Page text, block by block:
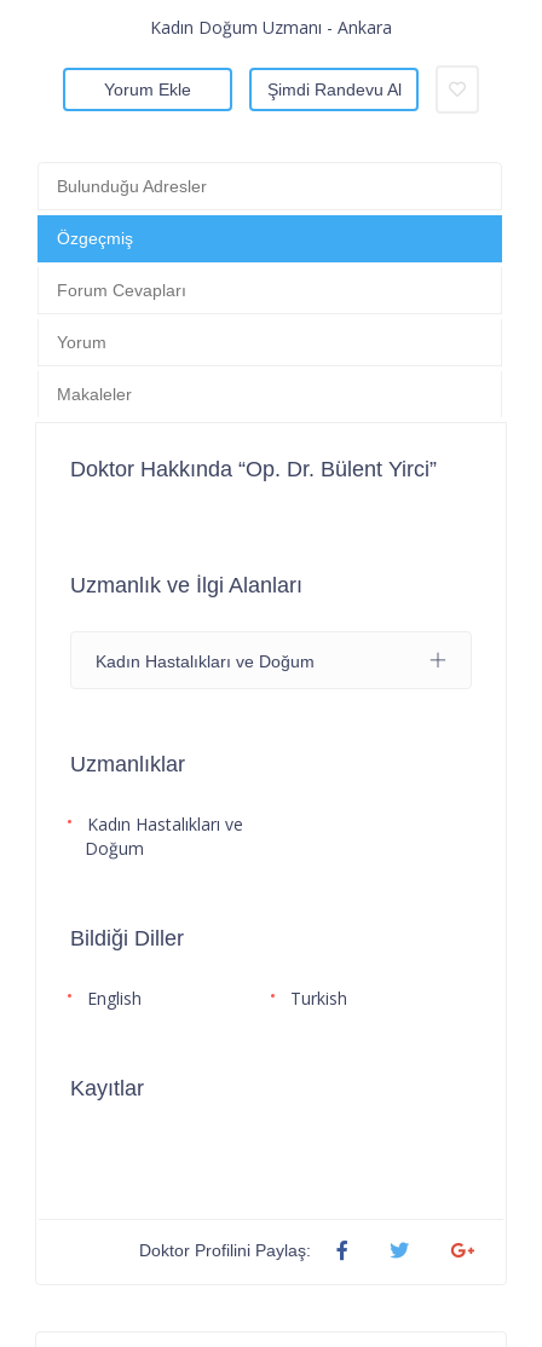
Kadın Doğum Uzmanı - Ankara
Yorum Ekle Şimdi Randevu Al
Bulunduğu Adresler
Özgeçmiş
Forum Cevapları
Yorum
Makaleler
Doktor Hakkında “Op. Dr. Bülent Yirci”
Uzmanlık ve İlgi Alanları
Kadın Hastalıkları ve Doğum
Uzmanlıklar
Kadın Hastalıkları ve
Doğum
Bildiği Diller
English Turkish
Kayıtlar
Doktor Profilini Paylaş: